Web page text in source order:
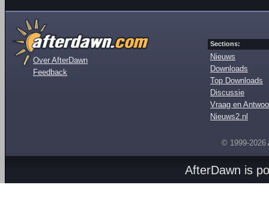
Over AfterDawn
Feedback
Sections:
Nieuws
Downloads
Top Downloads
Discussie
Vraag en
Nieuws2.nl
© 1999-2026
AfterDawn is